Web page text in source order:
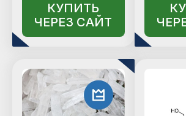
КУПИТЬ
ЧЕРЕЗ САЙТ